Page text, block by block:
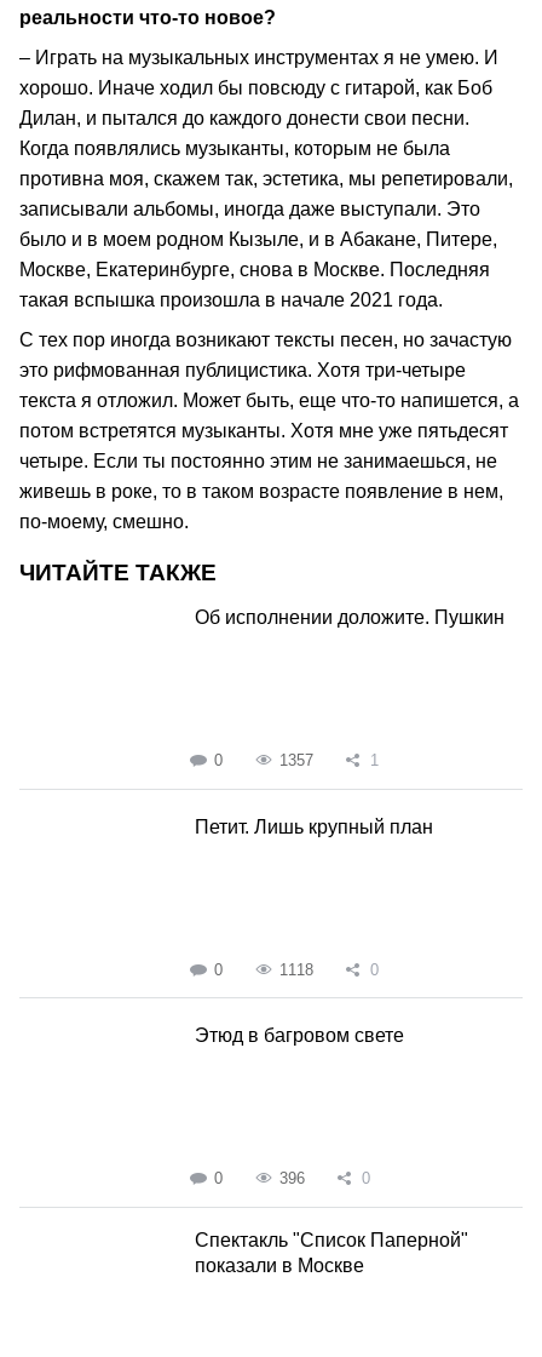
реальности что-то новое?
– Играть на музыкальных инструментах я не умею. И
хорошо. Иначе ходил бы повсюду с гитарой, как Боб
Дилан, и пытался до каждого донести свои песни.
Когда появлялись музыканты, которым не была
противна моя, скажем так, эстетика, мы репетировали,
записывали альбомы, иногда даже выступали. Это
было и в моем родном Кызыле, и в Абакане, Питере,
Москве, Екатеринбурге, снова в Москве. Последняя
такая вспышка произошла в начале 2021 года.
С тех пор иногда возникают тексты песен, но зачастую
это рифмованная публицистика. Хотя три-четыре
текста я отложил. Может быть, еще что-то напишется, а
потом встретятся музыканты. Хотя мне уже пятьдесят
четыре. Если ты постоянно этим не занимаешься, не
живешь в роке, то в таком возрасте появление в нем,
по-моему, смешно.
ЧИТАЙТЕ ТАКЖЕ
Об исполнении доложите. Пушкин
0 1357 1
Петит. Лишь крупный план
0 1118 0
Этюд в багровом свете
0 396 0
Спектакль "Список Паперной"
показали в Москве